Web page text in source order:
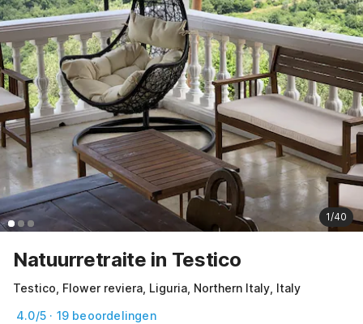
1/40
Natuurretraite in Testico
Testico, Flower reviera, Liguria, Northern Italy, Italy
4.0/5 · 19 beoordelingen